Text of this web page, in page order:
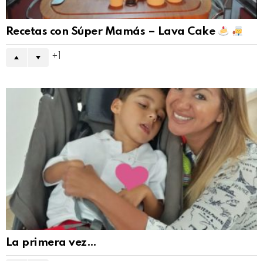
Recetas con Súper Mamás – Lava Cake
La primera vez…